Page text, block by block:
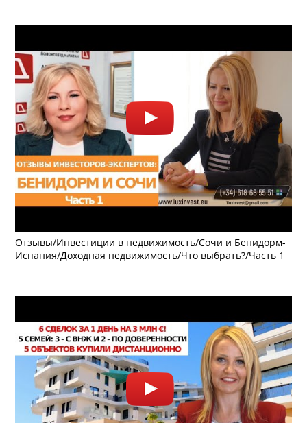
Отзывы/Инвестиции в недвижимость/Сочи и Бенидорм-
Испания/Доходная недвижимость/Что выбрать?/Часть 1